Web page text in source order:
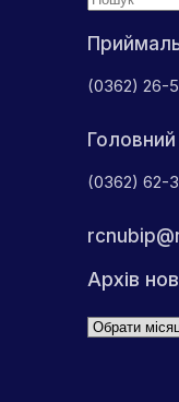
(0362) 26-
(0362) 62-
Архів
Архіви